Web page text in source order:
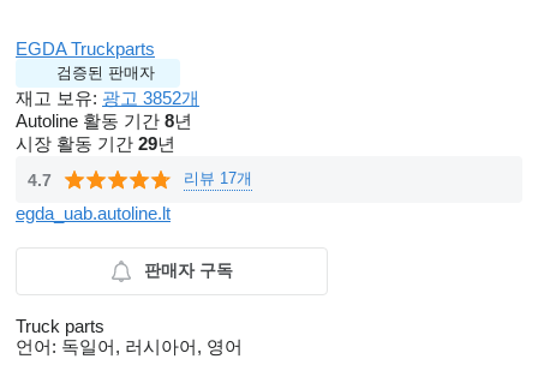
EGDA Truckparts
검증된 판매자
재고 보유: 광고 3852개
Autoline 활동 기간 8년
시장 활동 기간 29년
4.7 리뷰 17개
egda_uab.autoline.lt
판매자 구독
Truck parts
언어: 독일어, 러시아어, 영어